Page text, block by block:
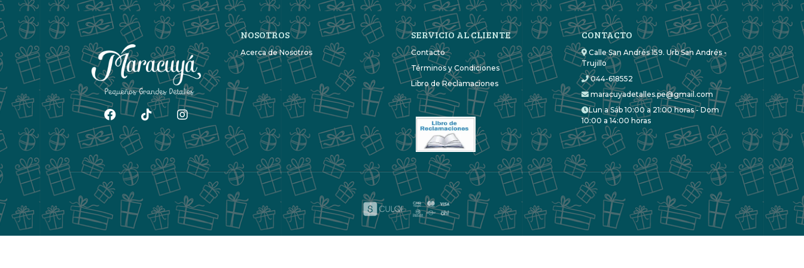
NOSOTROS
Acerca de Nosotros
SERVICIO AL CLIENTE
Contacto
Términos y Condiciones
Libro de Reclamaciones
CONTACTO
Calle San Andrés 159. Urb San Andrés -
Trujillo
044-618552
maracuyadetalles.pe@gmail.com
Lun a Sáb 10:00 a 21:00 horas - Dom
10:00 a 14:00 horas